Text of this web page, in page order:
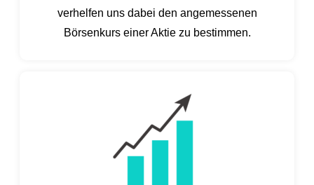
verhelfen uns dabei den angemessenen
Börsenkurs einer Aktie zu bestimmen.